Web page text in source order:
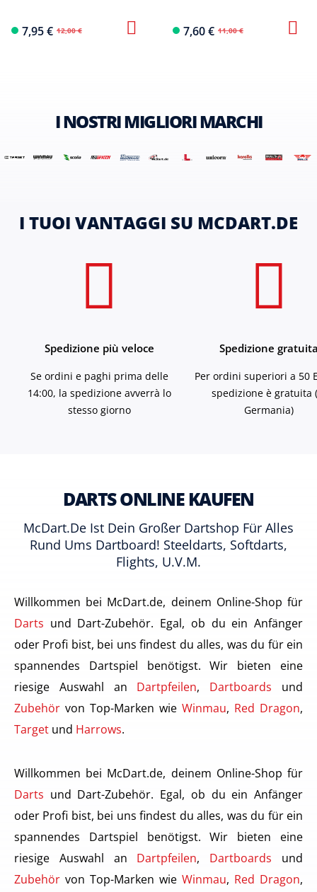
7,95 € 12,00 € 7,60 € 11,00 €
I NOSTRI MIGLIORI MARCHI
I TUOI VANTAGGI SU MCDART.DE
Spedizione più veloce
Se ordini e paghi prima delle
14:00, la spedizione avverrà lo
stesso giorno
Spedizione
Per ordini superiori a 50
spedizione è gratuita
Germania)
DARTS ONLINE KAUFEN
McDart.de Ist Dein Großer Dartshop Für Alles
Rund Ums Dartboard! Steeldarts, Softdarts,
Flights, U.v.m.
Willkommen bei McDart.de, deinem Online-Shop für
Darts und Dart-Zubehör. Egal, ob du ein Anfänger
oder Profi bist, bei uns findest du alles, was du für ein
spannendes Dartspiel benötigst. Wir bieten eine
riesige Auswahl an Dartpfeilen, Dartboards und
Zubehör von Top-Marken wie Winmau, Red Dragon,
Target und Harrows.
Willkommen bei McDart.de, deinem Online-Shop für
Darts und Dart-Zubehör. Egal, ob du ein Anfänger
oder Profi bist, bei uns findest du alles, was du für ein
spannendes Dartspiel benötigst. Wir bieten eine
riesige Auswahl an Dartpfeilen, Dartboards und
Zubehör von Top-Marken wie Winmau, Red Dragon,